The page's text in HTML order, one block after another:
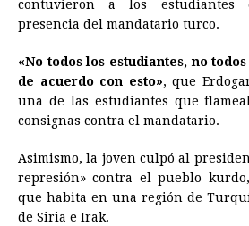
contuvieron a los estudiantes
presencia del mandatario turco.
«No todos los estudiantes, no
de acuerdo con esto», que
una de las estudiantes que
consignas contra el mandatario.
Asimismo, la joven culpó al
represión» contra el pueblo
que habita en una región de
de Siria e Irak.